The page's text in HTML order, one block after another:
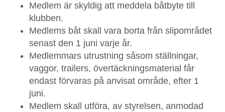
Medlem är skyldig att meddela båtbyte till
klubben.
Medlems båt skall vara borta från slipområdet
senast den 1 juni varje år.
Medlemmars utrustning såsom ställningar,
vaggor, trailers, övertäckningsmaterial får
endast förvaras på anvisat område, efter 1
juni.
Medlem skall utföra, av styrelsen, anmodad